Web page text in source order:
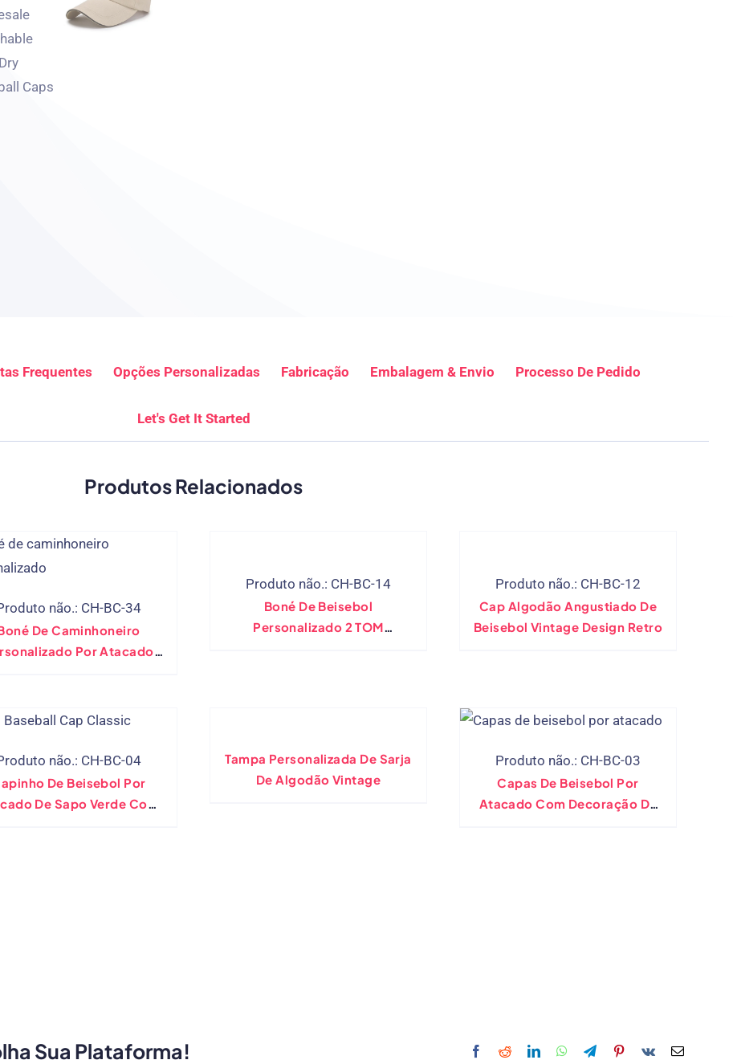
Frequentes Opções Personalizadas Fabricação Embalagem & Envio Processo De Pedido
Let's Get It Started
Produtos Relacionados
não.: CH-BC-34
De Caminhoneiro
Por Atacado
Produto não.: CH-BC-14
Boné De Beisebol
Personalizado 2 TOM
Produto não.: CH-BC-12
Cap Algodão Angustiado De
Beisebol Vintage Design Retro
não.: CH-BC-04
De Beisebol Por
De Sapo Verde Com
Tampa Personalizada De Sarja
De Algodão Vintage
Produto não.: CH-BC-03
Capas De Beisebol Por
Atacado Com Decoração De
Sua Plataforma!